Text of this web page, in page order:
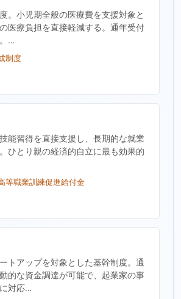
。小児期全般の医療費を支援対象と
医療負担を直接軽減する。通年受付
…
制度
能習得を直接支援し、長期的な就業
ひとり親の経済的自立に最も効果的
等職業訓練促進給付金
トアップを対象とした基幹制度。通
的な資金調達が可能で、起業家の事
対応…